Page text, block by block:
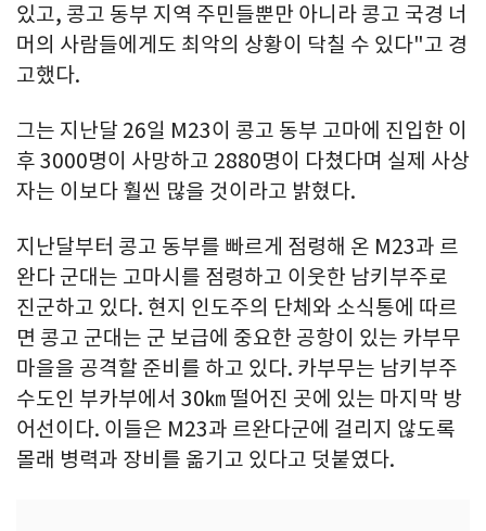
있고, 콩고 동부 지역 주민들뿐만 아니라 콩고 국경 너
머의 사람들에게도 최악의 상황이 닥칠 수 있다"고 경
고했다.
그는 지난달 26일 M23이 콩고 동부 고마에 진입한 이
후 3000명이 사망하고 2880명이 다쳤다며 실제 사상
자는 이보다 훨씬 많을 것이라고 밝혔다.
지난달부터 콩고 동부를 빠르게 점령해 온 M23과 르
완다 군대는 고마시를 점령하고 이웃한 남키부주로
진군하고 있다. 현지 인도주의 단체와 소식통에 따르
면 콩고 군대는 군 보급에 중요한 공항이 있는 카부무
마을을 공격할 준비를 하고 있다. 카부무는 남키부주
수도인 부카부에서 30㎞ 떨어진 곳에 있는 마지막 방
어선이다. 이들은 M23과 르완다군에 걸리지 않도록
몰래 병력과 장비를 옮기고 있다고 덧붙였다.